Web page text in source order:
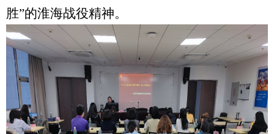
胜”的淮海战役精神。